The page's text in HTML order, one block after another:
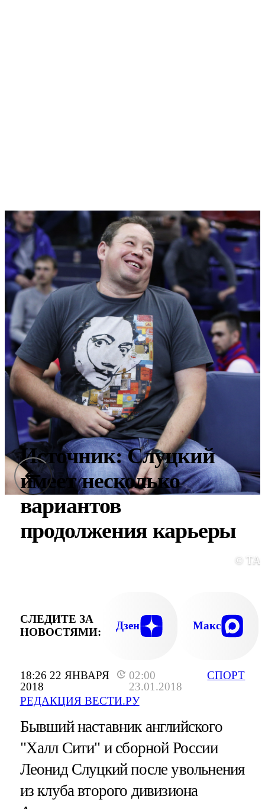
18:26 22 ЯНВАРЯ
2018
02:00
23.01.2018
РЕДАКЦИЯ ВЕСТИ.РУ
СПОРТ
Источник: Слуцкий
имеет несколько
вариантов
продолжения карьеры
©
СЛЕДИТЕ ЗА
НОВОСТЯМИ:
Дзен Макс
Бывший наставник английского
"Халл Сити" и сборной России
Леонид Слуцкий после увольнения
из клуба второго дивизиона